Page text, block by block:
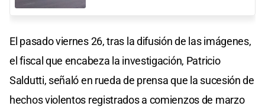
El pasado viernes 26, tras la difusión de las imágenes,
el fiscal que encabeza la investigación, Patricio
Saldutti, señaló en rueda de prensa que la sucesión de
hechos violentos registrados a comienzos de marzo